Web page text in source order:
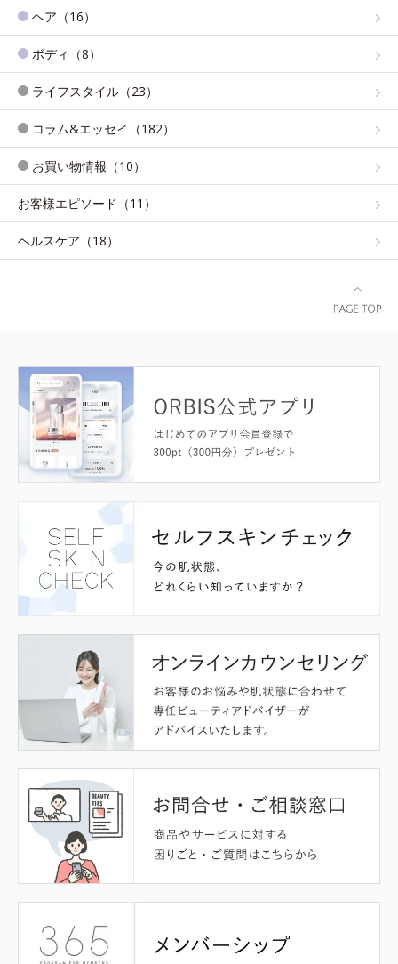
ヘア（16）
ボディ（8）
ライフスタイル（23）
コラム&エッセイ（182）
お買い物情報（10）
お客様エピソード（11）
ヘルスケア（18）